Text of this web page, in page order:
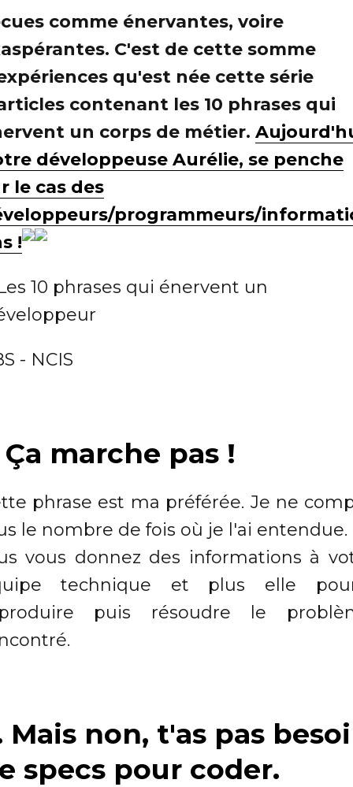
comme énervantes, voire
C'est de cette somme
qu'est née cette série
contenant les 10 phrases qui
un corps de métier.
développeuse Aurélie, se penche
le cas des
programmeurs/
!
- NCIS
Ça marche pas !
phrase est ma préférée. Je ne
le nombre de fois où je l'ai entendue.
vous donnez des informations à
technique et plus elle
puis résoudre le
Mais non, t'as pas
specs pour coder.